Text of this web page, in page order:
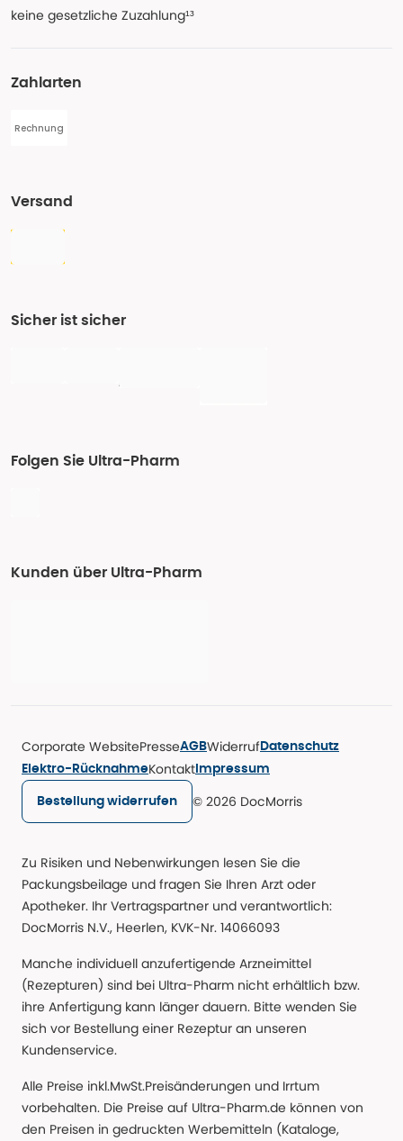
keine gesetzliche Zuzahlung¹³
Zahlarten
Rechnung
Versand
Sicher ist sicher
Folgen Sie Ultra-Pharm
Kunden über Ultra-Pharm
Corporate WebsitePresseAGBWiderruf Datenschutz
Elektro-RücknahmeKontakt Impressum
Bestellung widerrufen © 2026 DocMorris
Zu Risiken und Nebenwirkungen lesen Sie die
Packungsbeilage und fragen Sie Ihren Arzt oder
Apotheker. Ihr Vertragspartner und verantwortlich:
DocMorris N.V., Heerlen, KVK-Nr. 14066093
Manche individuell anzufertigende Arzneimittel
(Rezepturen) sind bei Ultra-Pharm nicht erhältlich bzw.
ihre Anfertigung kann länger dauern. Bitte wenden Sie
sich vor Bestellung einer Rezeptur an unseren
Kundenservice.
Alle Preise inkl.MwSt.Preisänderungen und Irrtum
vorbehalten. Die Preise auf Ultra-Pharm.de können von
den Preisen in gedruckten Werbemitteln (Kataloge,